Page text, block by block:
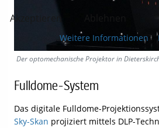
Der optomechanische Projektor in
Fulldome-System
Das digitale Fulldome-
Sky-Skan projiziert mittels DLP-
Akzeptieren
Weitere Informationen |